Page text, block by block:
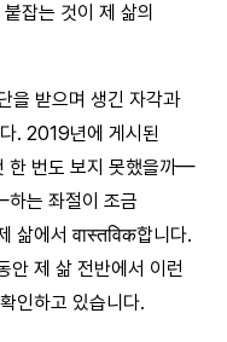
잡는 것이 제 삶의
을 받으며 생긴 자각과
. 2019년에 게시된
한 번도 보지 못했을까—
는 좌절이 조금
삶에서 वास्तविक합니다.
안 제 삶 전반에서 이런
인하고 있습니다.